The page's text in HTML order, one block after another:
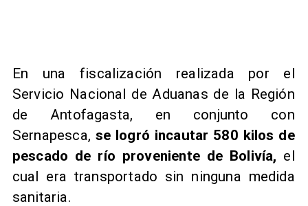
En una fiscalización realizada por el
Servicio Nacional de Aduanas de la Región
de Antofagasta, en conjunto con
Sernapesca, se logró incautar 580 kilos de
pescado de río proveniente de Bolivía, el
cual era transportado sin ninguna medida
sanitaria.